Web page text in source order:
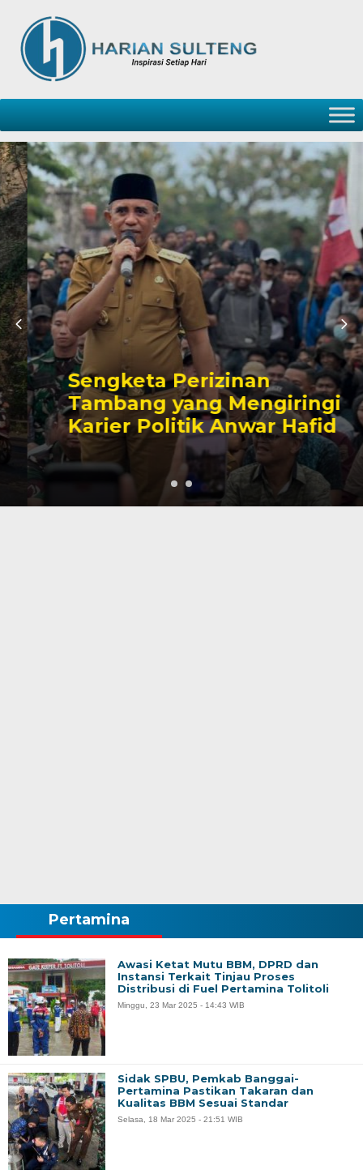
Sengketa Perizinan
Tambang yang Mengiringi
Karier Politik Anwar Hafid
Pertamina
Awasi Ketat Mutu BBM, DPRD dan
Instansi Terkait Tinjau Proses
Distribusi di Fuel Pertamina Tolitoli
Minggu, 23 Mar 2025 - 14:43 WIB
Sidak SPBU, Pemkab Banggai-
Pertamina Pastikan Takaran dan
Kualitas BBM Sesuai Standar
Selasa, 18 Mar 2025 - 21:51 WIB